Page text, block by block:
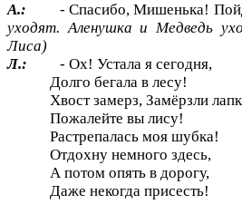
А.: - Спасибо, Мишенька!
уходят. Аленушка и Медведь
Лиса)
Л.: - Ох! Устала я сегодня,
Долго бегала в лесу!
Хвост замерз, Замёрзли
Пожалейте вы лису!
Растрепалась моя шубка!
Отдохну немного здесь,
А потом опять в дорогу,
Даже некогда присесть!